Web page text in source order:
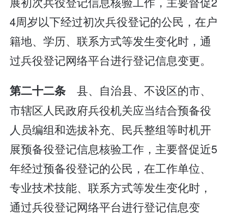
4周岁以下经过初次兵役登记的公民，在户
籍地、学历、联系方式等发生变化时，通
过兵役登记网络平台进行登记信息变更。
第二十二条 县、自治县、不设区的市、
市辖区人民政府兵役机关应当结合预备役
人员编组和选拔补充、民兵整组等时机开
展预备役登记信息核验工作，主要督促近5
年经过预备役登记的公民，在工作单位、
专业技术技能、联系方式等发生变化时，
通过兵役登记网络平台进行登记信息变